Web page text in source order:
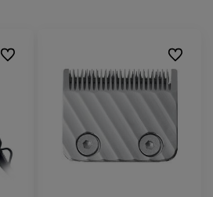
Do ulubionych Do